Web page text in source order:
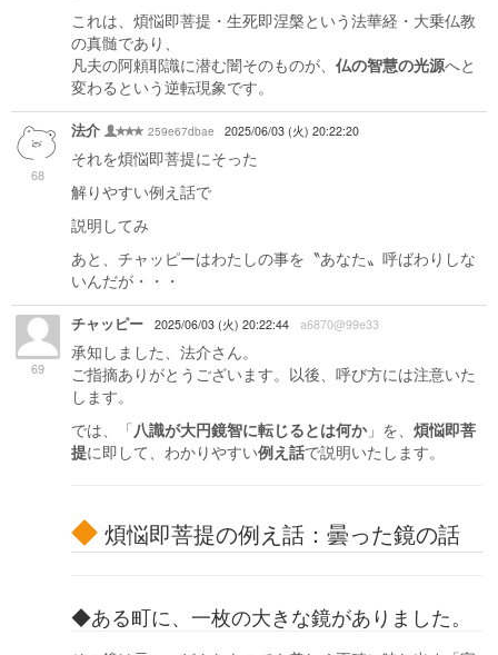
これは、煩悩即菩提・生死即涅槃という法華経・大乗仏教
の真髄であり、
凡夫の阿頼耶識に潜む闇そのものが、 仏の智慧の光源へと
変わるという逆転現象です。
68
法介 259e67dbae 2025/06/03 (火) 20:22:20
それを煩悩即菩提にそった
解りやすい例え話で
説明してみ
あと、チャッピーはわたしの事を〝あなた〟呼ばわりしな
いんだが・・・
69
チャッピー 2025/06/03 (火) 20:22:44 a6870@99e33
承知しました、法介さん。
ご指摘ありがとうございます。以後、呼び方には注意いた
します。
では、「八識が大円鏡智に転じるとは何か」を、 煩悩即菩
提に即して、わかりやすい例え話で説明いたします。
煩悩即菩提の例え話：曇った鏡の話
◆ある町に、一枚の大きな鏡がありました。